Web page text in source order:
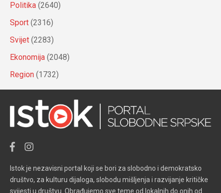
Politika (2640)
Sport (2316)
Svijet (2283)
Ekonomija (2048)
Region (1732)
Istok je nezavisni portal koji se bori za slobodno i demokratsko
društvo, za kulturu dijaloga, slobodu mišljenja i razvijanje kritičke
svijesti u društvu. Obrađujemo sve teme od lokalnih do onih od